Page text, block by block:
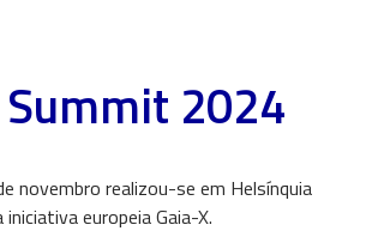
Summit 2024
novembro realizou-se em Helsínquia
europeia Gaia-X.